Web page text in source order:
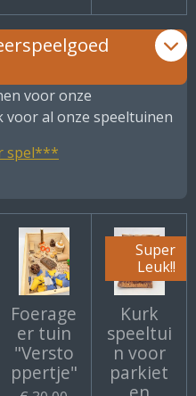
voor onze
voor al onze speeltuinen
spel***
Foerage
er tuin
"Versto
ppertje"
Super
Leuk!!
Kurk
speeltui
n voor
parkiet